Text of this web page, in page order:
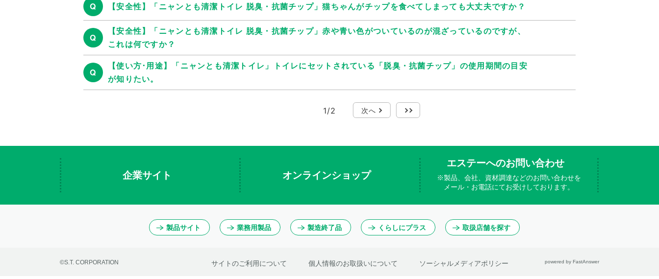
Q 【安全性】「ニャンとも清潔トイレ 脱臭・抗菌チップ」猫ちゃんがチップを食べてしまっても大丈夫ですか？
Q
【安全性】「ニャンとも清潔トイレ 脱臭・抗菌チップ」赤や青い色がついているのが混ざっているのですが、
これは何ですか？
Q
【使い方･用途】「ニャンとも清潔トイレ」トイレにセットされている「脱臭・抗菌チップ」の使用期間の目安
が知りたい。
1/2 次へ 最後
企業サイト オンラインショップ
エステーへのお問い合わせ
※製品、会社、資材調達などのお問い合わせを
メール・お電話にてお受けしております。
製品サイト 業務用製品 製造終了品 くらしにプラス 取扱店舗を探す
powered by FastAnswer
サイトのご利用について 個人情報のお取扱いについて ソーシャルメディアポリシー
©S.T. CORPORATION